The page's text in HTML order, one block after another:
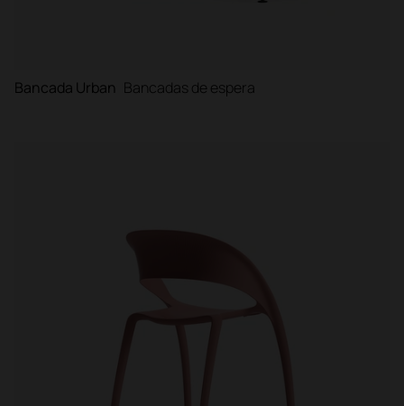
Bancada Urban Bancadas de espera